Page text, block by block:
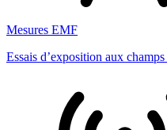
Mesures EMF
Essais d’exposition aux